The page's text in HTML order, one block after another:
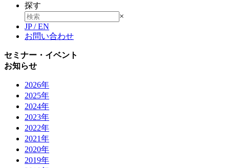
探す
×
JP/EN
お問い合わせ
セミナー・イベント
お知らせ
2026年
2025年
2024年
2023年
2022年
2021年
2020年
2019年